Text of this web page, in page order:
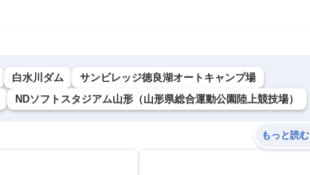
白水川ダム
サンビレッジ徳良湖オートキャンプ場
NDソフトスタジアム山形（山形県総合運動公園陸上競技場）
もっと読む